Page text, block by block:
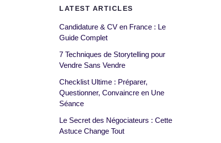
LATEST ARTICLES
Candidature & CV en France : Le
Guide Complet
7 Techniques de Storytelling pour
Vendre Sans Vendre
Checklist Ultime : Préparer,
Questionner, Convaincre en Une
Séance
Le Secret des Négociateurs : Cette
Astuce Change Tout